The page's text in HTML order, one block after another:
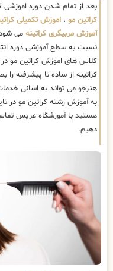
بعد از تمام شدن دوره اموزشی
کراتین مو ، اموزش تکمیلی
آموزش مربیگری کراتینه می
نسبت به سطح آموزشی دوره
کلاس های اموزش کراتین مو در
کراتینه از ساده تا پیشرفته
هنرجو می تواند به اسانی
به آموزش رشته کراتین مو در
هستید با آموزشگاه عریس تماس
دهیم.